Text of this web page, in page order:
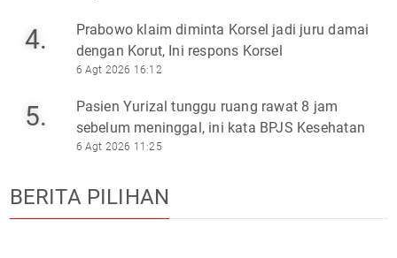
4.
Prabowo klaim diminta Korsel jadi juru damai
dengan Korut, Ini respons Korsel
6 Agt 2026 16:12
5.
Pasien Yurizal tunggu ruang rawat 8 jam
sebelum meninggal, ini kata BPJS Kesehatan
6 Agt 2026 11:25
BERITA PILIHAN